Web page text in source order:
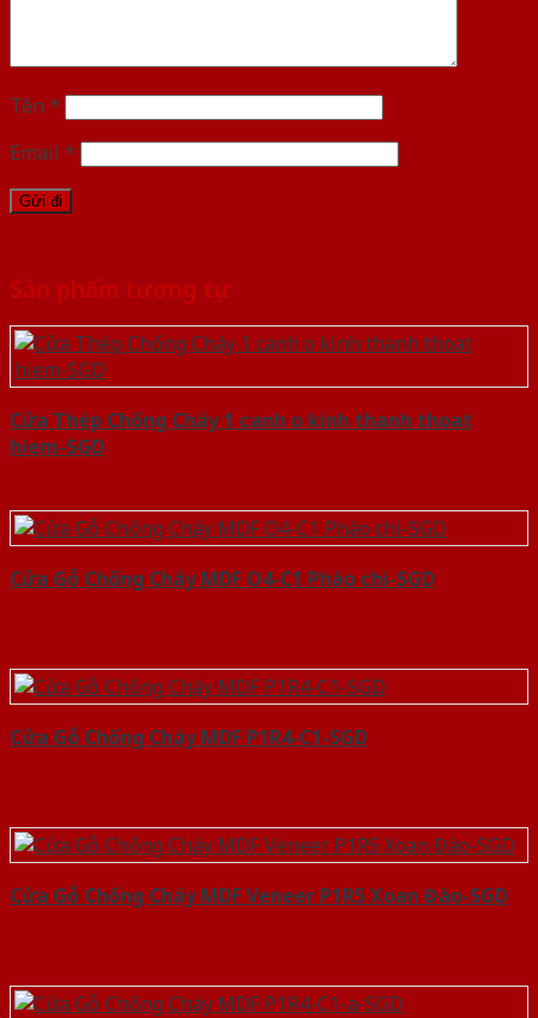
Tên *
Email *
Sản phẩm tương tự
Cửa Thép Chống Cháy 1 canh o kinh thanh thoat
hiem-SGD
Cửa Gỗ Chống Cháy MDF O4-C1 Phào chi-SGD
Cửa Gỗ Chống Cháy MDF P1R4-C1-SGD
Cửa Gỗ Chống Cháy MDF Veneer P1R5 Xoan Đào-SGD